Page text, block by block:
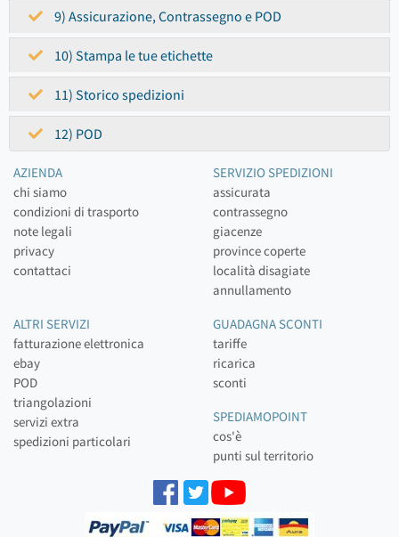
9) Assicurazione, Contrassegno e POD
10) Stampa le tue etichette
11) Storico spedizioni
12) POD
AZIENDA
chi siamo
condizioni di trasporto
note legali
privacy
contattaci
SERVIZIO SPEDIZIONI
assicurata
contrassegno
giacenze
province coperte
località disagiate
annullamento
ALTRI SERVIZI
fatturazione elettronica
ebay
POD
triangolazioni
servizi extra
spedizioni particolari
GUADAGNA SCONTI
tariffe
ricarica
sconti
SPEDIAMOPOINT
cos'è
punti sul territorio